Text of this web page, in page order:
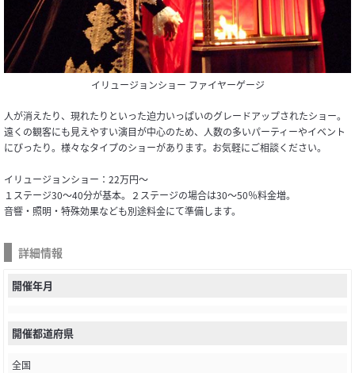
イリュージョンショー ファイヤーゲージ
人が消えたり、現れたりといった迫力いっぱいのグレードアップされたショー。
遠くの観客にも見えやすい演目が中心のため、人数の多いパーティーやイベント
にぴったり。様々なタイプのショーがあります。お気軽にご相談ください。
イリュージョンショー：22万円～
１ステージ30～40分が基本。２ステージの場合は30～50％料金増。
音響・照明・特殊効果なども別途料金にて準備します。
詳細情報
開催年月
開催都道府県
全国